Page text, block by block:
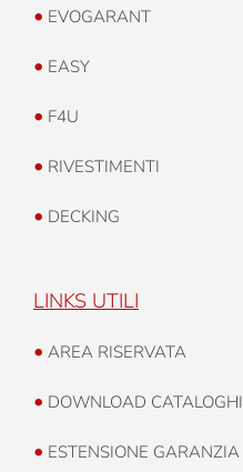
• EVOGARANT
• EASY
• F4U
• RIVESTIMENTI
• DECKING
LINKS UTILI
• AREA RISERVATA
• DOWNLOAD CATALOGHI
• ESTENSIONE GARANZIA